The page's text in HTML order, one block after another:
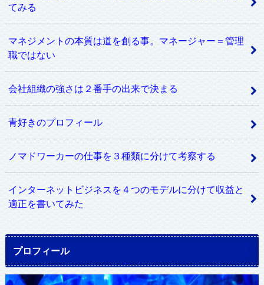
てみる
マネジメントの本質は道を創る事。マネージャー＝管理
職ではない
会社組織の強さは２番手の出来で決まる
青好きのプロフィール
ノマドワーカーの仕事を３種類に分けて考察する
インターネットビジネスを４つのモデルに分けて収益と
適正を書いてみた
プロフィール